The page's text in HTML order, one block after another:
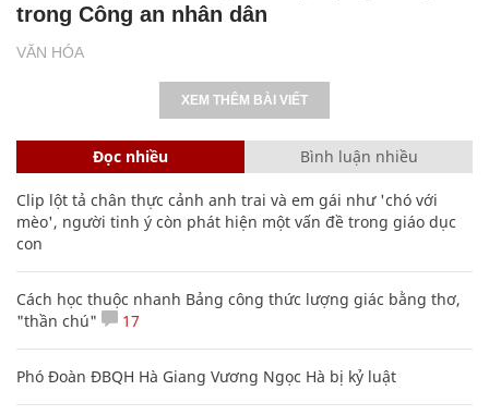
VĂN HÓA
trong Công an nhân dân
XEM THÊM BÀI VIẾT
Đọc nhiều Bình luận nhiều
Clip lột tả chân thực cảnh anh trai và em gái như 'chó với
mèo', người tinh ý còn phát hiện một vấn đề trong giáo dục
con
Cách học thuộc nhanh Bảng công thức lượng giác bằng thơ,
"thần chú"
17
Phó Đoàn ĐBQH Hà Giang Vương Ngọc Hà bị kỷ luật